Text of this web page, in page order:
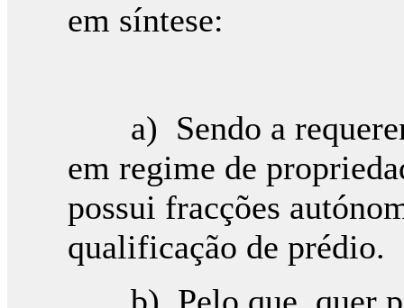
em síntese:
a) Sendo a
em regime de
possui fracções
qualificação de prédio.